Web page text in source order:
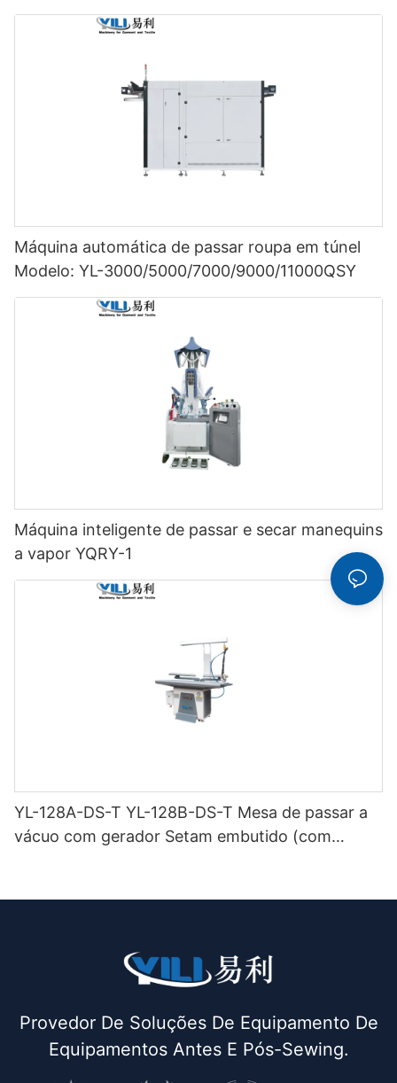
Máquina automática de passar roupa em túnel
Modelo: YL-3000/5000/7000/9000/11000QSY
Máquina inteligente de passar e secar manequins
a vapor YQRY-1
YL-128A-DS-T YL-128B-DS-T Mesa de passar a
vácuo com gerador Setam embutido (com
Provedor De Soluções De Equipamento De
Equipamentos Antes E Pós-Sewing.